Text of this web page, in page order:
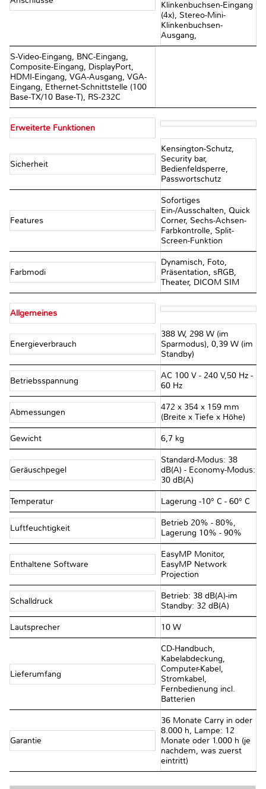
Klinkenbuchsen-Eingang
(4x), Stereo-Mini-
Klinkenbuchsen-
Ausgang,
S-Video-Eingang, BNC-Eingang,
Composite-Eingang, DisplayPort,
HDMI-Eingang, VGA-Ausgang, VGA-
Eingang, Ethernet-Schnittstelle (100
Base-TX/10 Base-T), RS-232C
Erweiterte Funktionen
Sicherheit
Kensington-Schutz,
Security bar,
Bedienfeldsperre,
Passwortschutz
Features
Sofortiges
Ein-/Ausschalten, Quick
Corner, Sechs-Achsen-
Farbkontrolle, Split-
Screen-Funktion
Farbmodi
Dynamisch, Foto,
Präsentation, sRGB,
Theater, DICOM SIM
Allgemeines
Energieverbrauch
388 W, 298 W (im
Sparmodus), 0,39 W (im
Standby)
Betriebsspannung
AC 100 V - 240 V,50 Hz -
60 Hz
Abmessungen
472‎ x 354 x 159 mm
(Breite x Tiefe x Höhe)
Gewicht 6,7 kg
Geräuschpegel
Standard-Modus: 38
dB(A) - Economy-Modus:
30 dB(A)
Temperatur Lagerung -10° C - 60° C
Luftfeuchtigkeit
Betrieb 20% - 80%,
Lagerung 10% - 90%
Enthaltene Software
EasyMP Monitor,
EasyMP Network
Projection
Schalldruck
Betrieb: 38 dB(A)-im
Standby: 32 dB(A)
Lautsprecher 10 W
Lieferumfang
CD-Handbuch,
Kabelabdeckung,
Computer-Kabel,
Stromkabel,
Fernbedienung incl.
Batterien
Garantie
36 Monate Carry in oder
8.000 h, Lampe: 12
Monate oder 1.000 h (je
nachdem, was zuerst
eintritt)